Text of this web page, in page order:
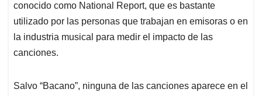
conocido como National Report, que es bastante
utilizado por las personas que trabajan en emisoras o en
la industria musical para medir el impacto de las
canciones.
Salvo “Bacano”, ninguna de las canciones aparece en el